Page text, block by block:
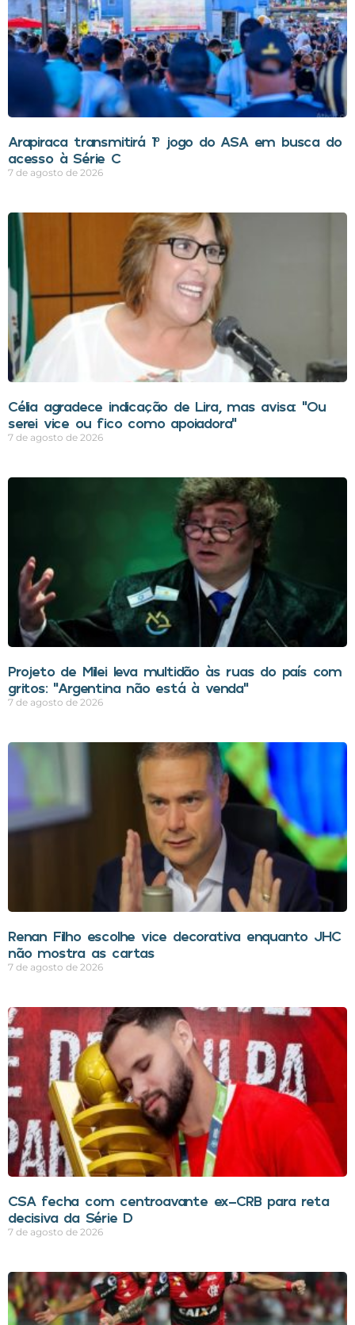
Arapiraca transmitirá 1º jogo do ASA em busca do
acesso à Série C
7 de agosto de 2026
Célia agradece indicação de Lira, mas avisa: “Ou
serei vice ou fico como apoiadora”
7 de agosto de 2026
Projeto de Milei leva multidão às ruas do país com
gritos: “Argentina não está à venda”
7 de agosto de 2026
Renan Filho escolhe vice decorativa enquanto JHC
não mostra as cartas
7 de agosto de 2026
CSA fecha com centroavante ex-CRB para reta
decisiva da Série D
7 de agosto de 2026